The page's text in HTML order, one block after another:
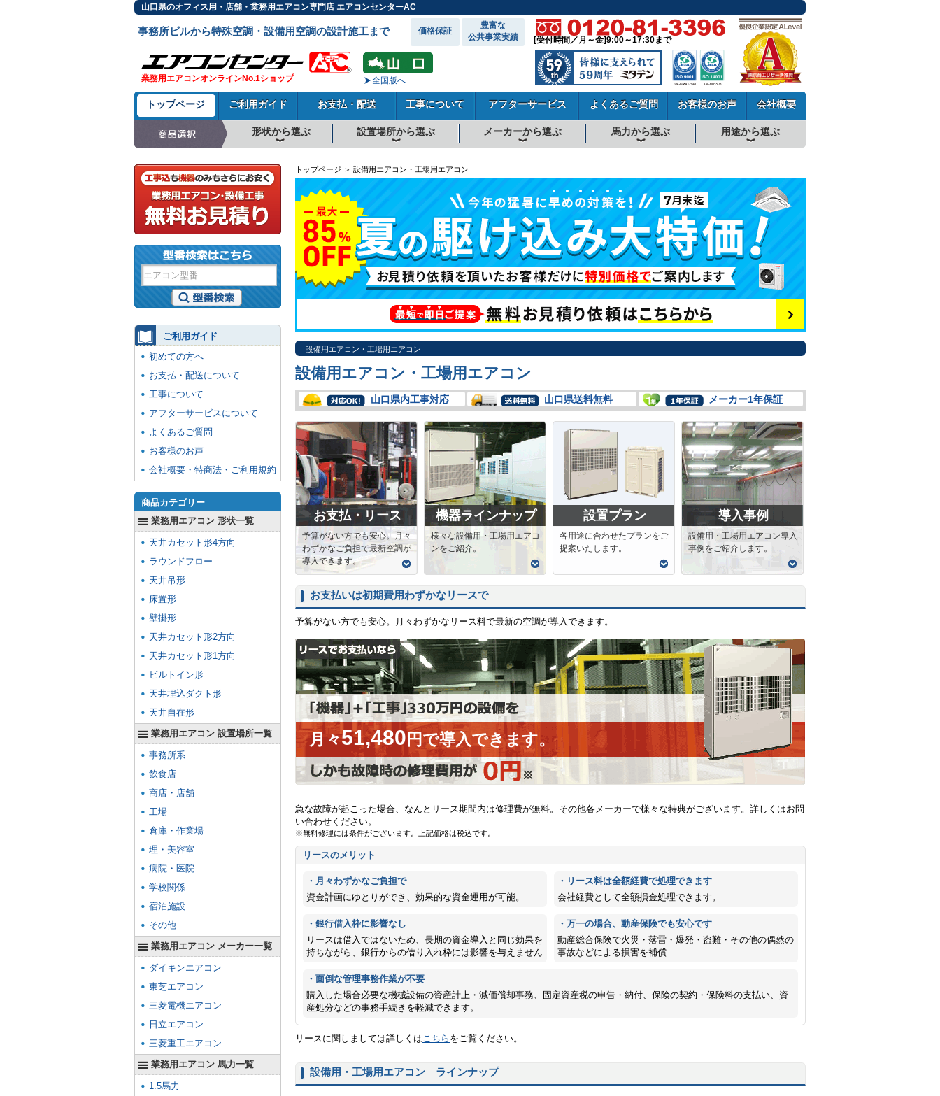
山口県のオフィス用・店舗・業務用エアコン専門店 エアコンセンターAC
事務所ビルから特殊空調・設備用空調の設計施工まで 価格保証
豊富な
公共事業実績
業務用エアコンオンラインNo.1ショップ 全国版へ
[受付時間／月～金]9:00～17:30まで
トップページ ご利用ガイド お支払・配送 工事について アフターサービス よくあるご質問 お客様のお声 会社概要
形状から選ぶ 設置場所から選ぶ メーカーから選ぶ 馬力から選ぶ 用途から選ぶ
トップページ ＞ 設備用エアコン・工場用エアコン
設備用エアコン・工場用エアコン
設備用エアコン・工場用エアコン
山口県内工事対応 山口県送料無料 メーカー1年保証
お支払・リース
予算がない方でも安心。月々
わずかなご負担で最新空調が
導入できます。
機器ラインナップ
様々な設備用・工場用エアコ
ンをご紹介。
設置プラン
各用途に合わせたプランをご
提案いたします。
導入事例
設備用・工場用エアコン導入
事例をご紹介します。
お支払いは初期費用わずかなリースで
予算がない方でも安心。月々わずかなリース料で最新の空調が導入できます。
月々51,480 円で導入できます。
急な故障が起こった場合、なんとリース期間内は修理費が無料。その他各メーカーで様々な特典がございます。詳しくはお問
い合わせください。
※無料修理には条件がございます。上記価格は税込です。
リースのメリット
・月々わずかなご負担で
資金計画にゆとりができ、効果的な資金運用が可能。
・リース料は全額経費で処理できます
会社経費として全額損金処理できます。
・銀行借入枠に影響なし
リースは借入ではないため、長期の資金導入と同じ効果を
持ちながら、銀行からの借り入れ枠には影響を与えません
・万一の場合、動産保険でも安心です
動産総合保険で火災・落雷・爆発・盗難・その他の偶然の
事故などによる損害を補償
・面倒な管理事務作業が不要
購入した場合必要な機械設備の資産計上・減価償却事務、固定資産税の申告・納付、保険の契約・保険料の支払い、資
産処分などの事務手続きを軽減できます。
リースに関しましては詳しくはこちら をご覧ください。
設備用・工場用エアコン ラインナップ
ご利用ガイド
初めての方へ
お支払・配送について
工事について
アフターサービスについて
よくあるご質問
お客様のお声
会社概要・特商法・ご利用規約
商品カテゴリー
業務用エアコン 形状一覧
天井カセット形4方向
ラウンドフロー
天井吊形
床置形
壁掛形
天井カセット形2方向
天井カセット形1方向
ビルトイン形
天井埋込ダクト形
天井自在形
業務用エアコン 設置場所一覧
事務所系
飲食店
商店・店舗
工場
倉庫・作業場
理・美容室
病院・医院
学校関係
宿泊施設
その他
業務用エアコン メーカー一覧
ダイキンエアコン
東芝エアコン
三菱電機エアコン
日立エアコン
三菱重工エアコン
業務用エアコン 馬力一覧
1.5馬力